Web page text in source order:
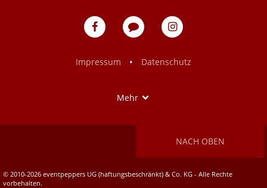
eventpeppers
Blog
eventpeppers
Impressum
• Datenschutz
Mehr
NACH OBEN
© 2010-2026 eventpeppers UG (haftungsbeschränkt) & Co. KG - Alle Rechte
vorbehalten.